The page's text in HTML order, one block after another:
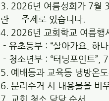
3. 2026년 여름성회가 7월
란     주제로 있습니다.
4. 2026년 교회학교 여름행
- 유초등부 : “살아가요,
- 청소년부 : “터닝포인트”,
5. 예배동과 교육동 냉방온
6. 분리수거 시 내용물을 비
7. 교회 청소 담당 순서